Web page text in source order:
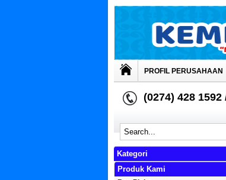
PROFIL PERUSAHAAN
(0274) 428 1592
Kategori
Produk Kami